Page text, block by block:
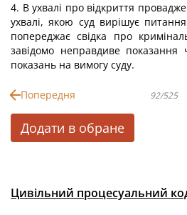
4. В ухвалі про відкриття
ухвалі, якою суд вирішує
попереджає свідка про
завідомо неправдиве показання
показань на вимогу суду.
Попередня 92/525
Додати в обране
Цивільний процесуальний